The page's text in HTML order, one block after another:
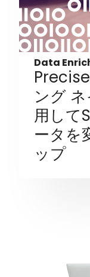
Data
ング
用して
ータを
ップ